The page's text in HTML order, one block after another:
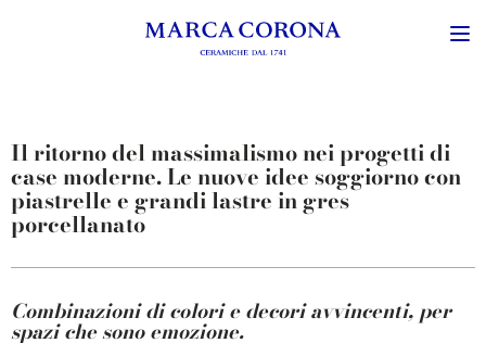
Il ritorno del massimalismo nei progetti di
case moderne. Le nuove idee soggiorno con
piastrelle e grandi lastre in gres
porcellanato
Combinazioni di colori e decori avvincenti, per
spazi che sono emozione.